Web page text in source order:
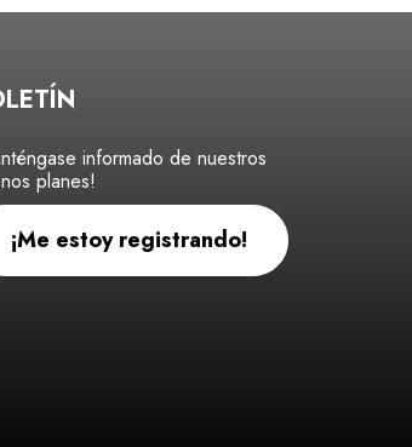
informado de nuestros
planes!
¡Me estoy registrando!